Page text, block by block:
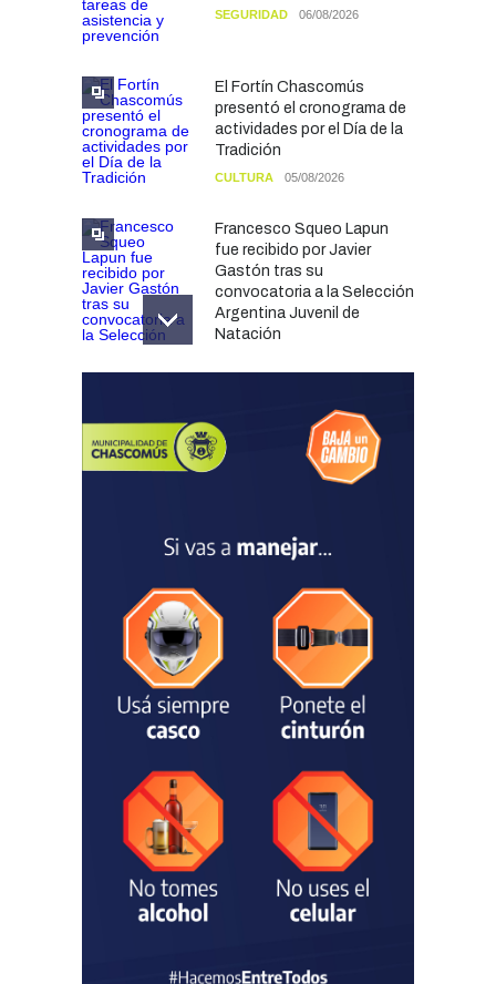
SEGURIDAD 06/08/2026
El Fortín Chascomús
presentó el cronograma de
actividades por el Día de la
Tradición
CULTURA 05/08/2026
Francesco Squeo Lapun
fue recibido por Javier
Gastón tras su
convocatoria a la Selección
Argentina Juvenil de
Natación
Las vacaciones de invierno
dejaron una mejora en la
ocupación turística, aunque
TURISMO 03/08/2026
Chascomús incorporó una
estación
hidrometeorológica para
fortalecer el monitoreo y la
prevención ante eventos
SEGURIDAD 31/07/2026
La Escuela Normal tendrá
calefacción para el reinicio
de las clases tras una obra
de emergencia financiada
por la Municipalidad